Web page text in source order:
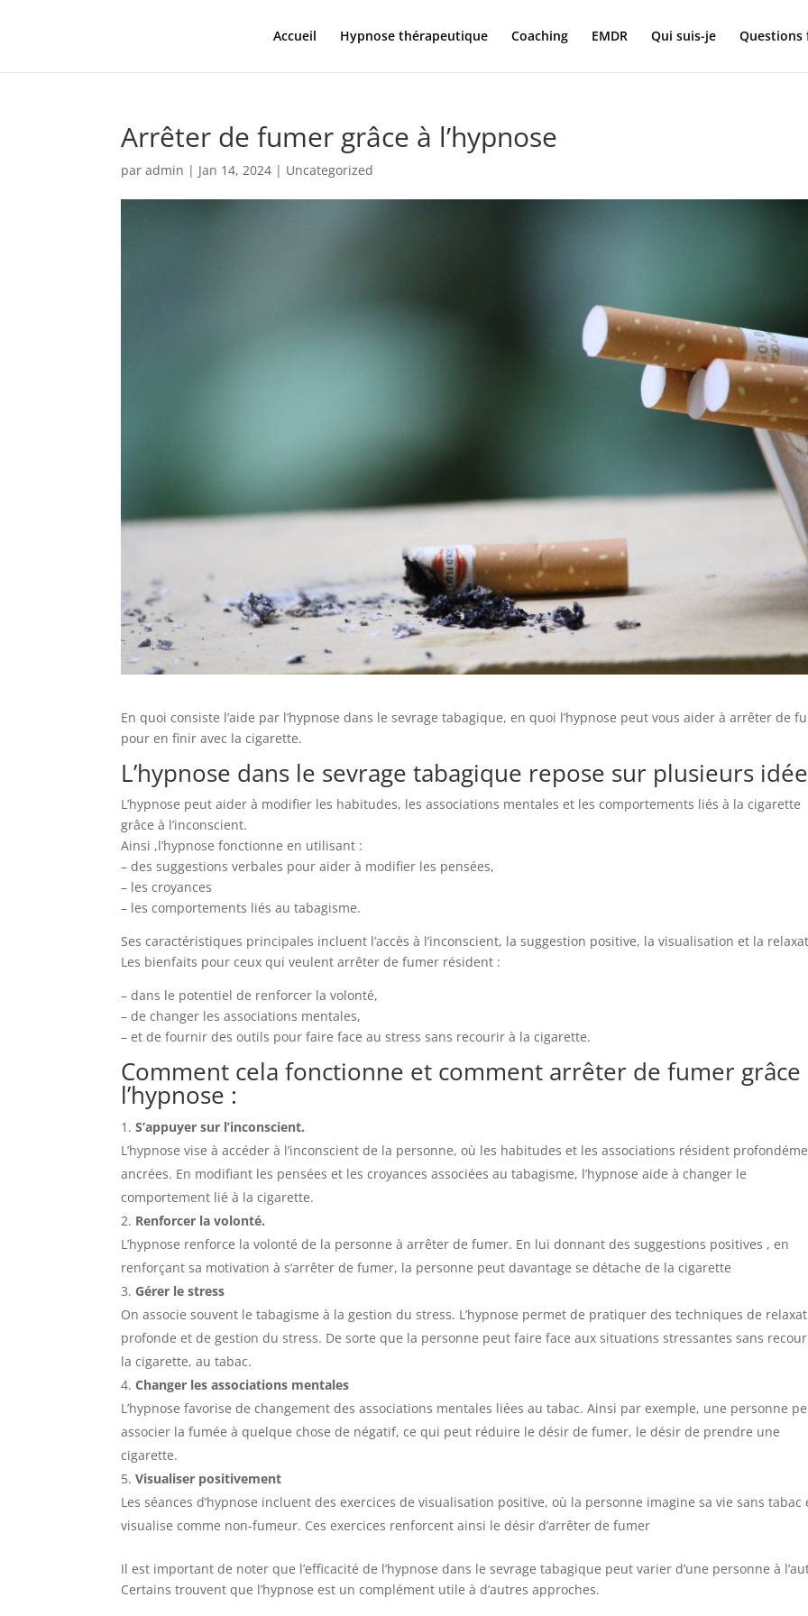
Accueil Hypnose thérapeutique Coaching EMDR Qui suis-je Questions
Arrêter de fumer grâce à l’hypnose
paradmin | Jan 14, 2024 | Uncategorized
En quoi consiste l’aide par l’hypnose dans le sevrage tabagique, en quoi l’hypnose peut vous aider à arrêter de
pour en finir avec la cigarette.
L’hypnose dans le sevrage tabagique repose sur plusieurs
L’hypnose peut aider à modifier les habitudes, les associations mentales et les comportements liés à la cigarette
grâce à l’inconscient.
Ainsi ,l’hypnose fonctionne en utilisant :
– des suggestions verbales pour aider à modifier les pensées,
– les croyances
– les comportements liés au tabagisme.
Ses caractéristiques principales incluent l’accès à l’inconscient, la suggestion positive, la visualisation et la
Les bienfaits pour ceux qui veulent arrêter de fumer résident :
– dans le potentiel de renforcer la volonté,
– de changer les associations mentales,
– et de fournir des outils pour faire face au stress sans recourir à la cigarette.
Comment cela fonctionne et comment arrêter de fumer grâce
l’hypnose :
S’appuyer sur l’inconscient.
L’hypnose vise à accéder à l’inconscient de la personne, où les habitudes et les associations résident
ancrées. En modifiant les pensées et les croyances associées au tabagisme, l’hypnose aide à changer le
comportement lié à la cigarette.
Renforcer la volonté.
L’hypnose renforce la volonté de la personne à arrêter de fumer. En lui donnant des suggestions positives , en
renforçant sa motivation à s’arrêter de fumer, la personne peut davantage se détache de la cigarette
Gérer le stress
On associe souvent le tabagisme à la gestion du stress. L’hypnose permet de pratiquer des techniques de
profonde et de gestion du stress. De sorte que la personne peut faire face aux situations stressantes sans
la cigarette, au tabac.
Changer les associations mentales
L’hypnose favorise de changement des associations mentales liées au tabac. Ainsi par exemple, une personne
associer la fumée à quelque chose de négatif, ce qui peut réduire le désir de fumer, le désir de prendre une
cigarette.
Visualiser positivement
Les séances d’hypnose incluent des exercices de visualisation positive, où la personne imagine sa vie sans tabac
visualise comme non-fumeur. Ces exercices renforcent ainsi le désir d’arrêter de fumer
Il est important de noter que l’efficacité de l’hypnose dans le sevrage tabagique peut varier d’une personne à
Certains trouvent que l’hypnose est un complément utile à d’autres approches.